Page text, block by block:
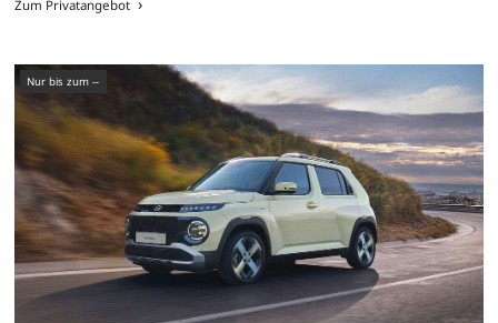
Zum Privatangebot
nur bis zum --